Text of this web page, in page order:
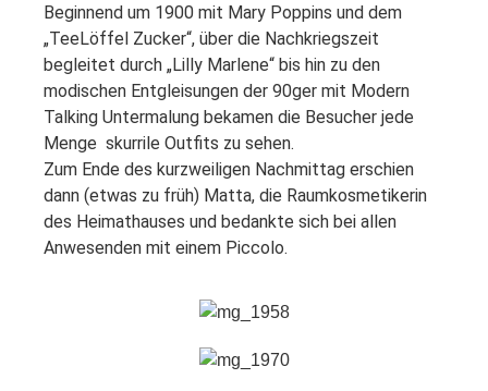
Beginnend um 1900 mit Mary Poppins und dem
„TeeLöffel Zucker“, über die Nachkriegszeit
begleitet durch „Lilly Marlene“ bis hin zu den
modischen Entgleisungen der 90ger mit Modern
Talking Untermalung bekamen die Besucher jede
Menge skurrile Outfits zu sehen.
Zum Ende des kurzweiligen Nachmittag erschien
dann (etwas zu früh) Matta, die Raumkosmetikerin
des Heimathauses und bedankte sich bei allen
Anwesenden mit einem Piccolo.